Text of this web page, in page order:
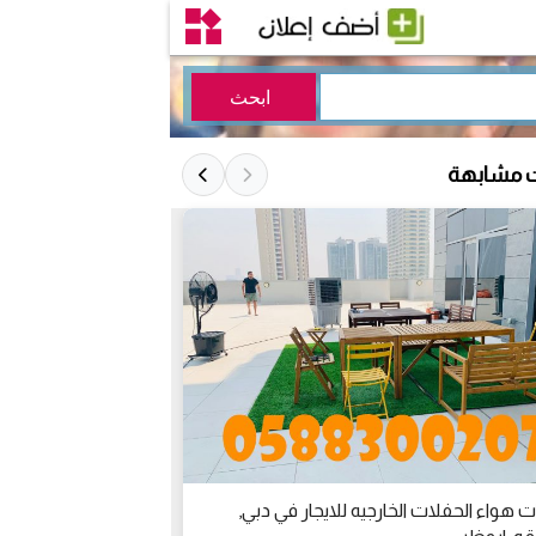
مشابهة
هواء الحفلات الخارجيه للايجار في دبي,